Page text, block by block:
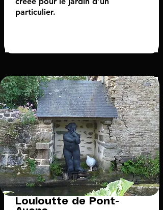
particulier.
Louloutte de Pont-